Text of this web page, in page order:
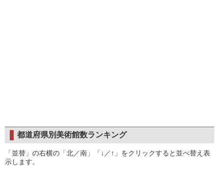
都道府県別美術館数ランキング
「並替」の右横の「北／南」「↓／↑」をクリックすると並べ替え表
示します。